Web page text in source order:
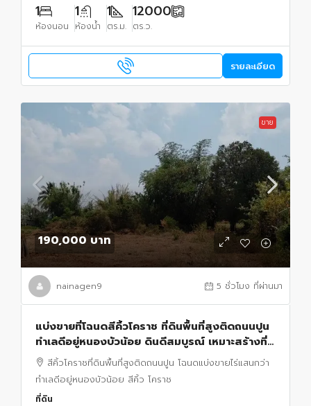
1
ห้องนอน
1
ห้องน้ำ
1
ตร.ม.
12000
ตร.ว.
รายละเอียด
ขาย
190,000 บาท
nainagen9 5 ชั่วโมง ที่ผ่านมา
แบ่งขายที่โฉนดสีคิ้วโคราช ที่ดินพื้นที่สูงติดถนนปูน
ทำเลดีอยู่หนองบัวน้อย ดินดีสมบูรณ์ เหมาะสร้างที่
อาศัย ราคาคุยกันได้
สีคิ้วโคราชที่ดินพื้นที่สูงติดถนนปูน โฉนดแบ่งขายไร่แสนกว่า
ทำเลดีอยู่หนองบัวน้อย สีคิ้ว โคราช
ที่ดิน